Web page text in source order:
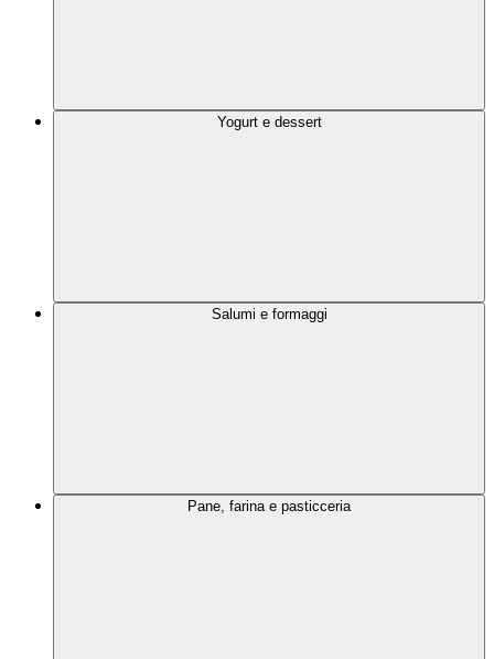
Yogurt e dessert
Salumi e formaggi
Pane, farina e pasticceria